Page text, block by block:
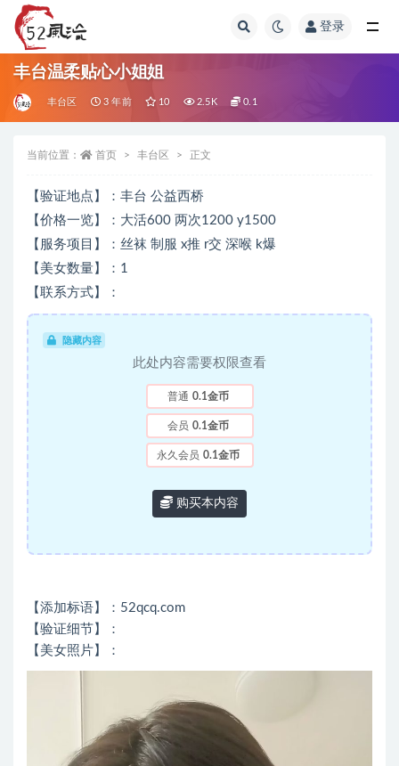
登录
丰台温柔贴心小姐姐
丰台区 3 年前 10 2.5K 0.1
当前位置： 首页 丰台区 正文
【验证地点】：丰台 公益西桥
【价格一览】：大活600 两次1200 y1500
【服务项目】：丝袜 制服 x推 r交 深喉 k爆
【美女数量】：1
【联系方式】：
隐藏内容
此处内容需要权限查看
普通 0.1金币
会员 0.1金币
永久会员 0.1金币
购买本内容
【添加标语】：52qcq.com
【验证细节】：
【美女照片】：